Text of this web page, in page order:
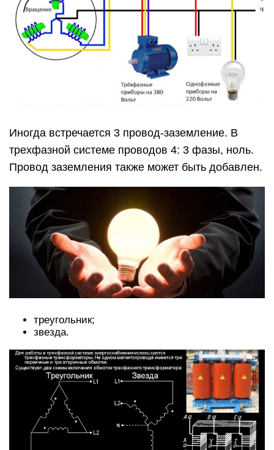
Иногда встречается 3 провод-заземление. В
трехфазной системе проводов 4: 3 фазы, ноль.
Провод заземления также может быть добавлен.
треугольник;
звезда.